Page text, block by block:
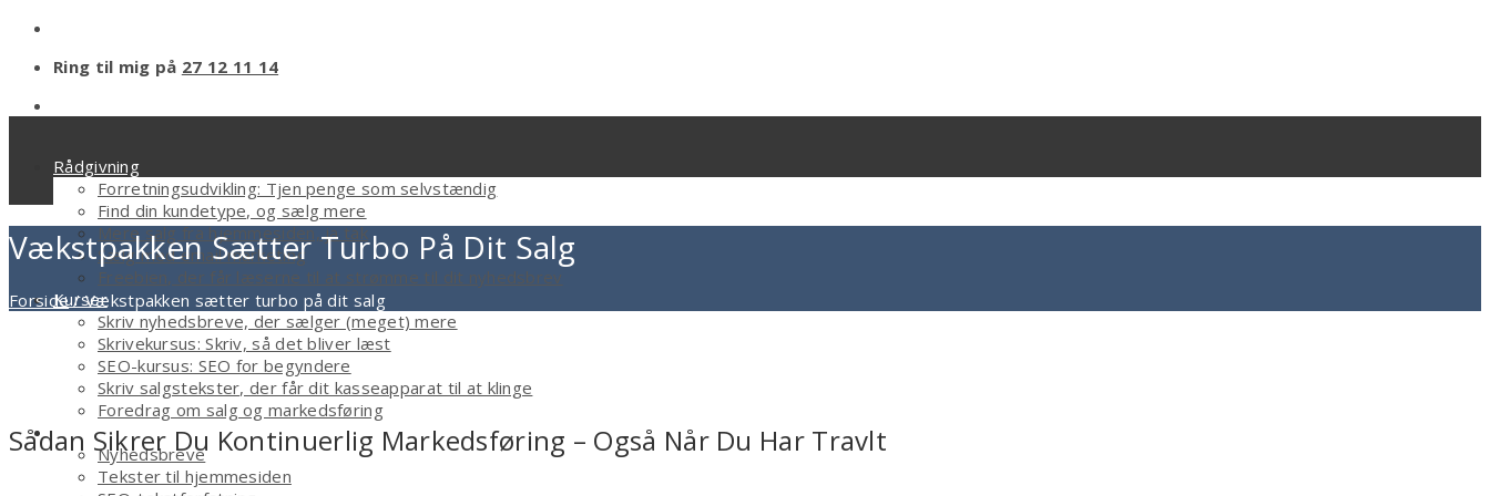
Ring til mig på 27 12 11 14
Rådgivning
Forretningsudvikling: Tjen penge som selvstændig
Find din kundetype, og sælg mere
Mere salg fra hjemmesiden, ja tak
Sælg med email marketing
Freebien, der får læserne til at strømme til dit nyhedsbrev
Kurser
Skriv nyhedsbreve, der sælger (meget) mere
Skrivekursus: Skriv, så det bliver læst
SEO-kursus: SEO for begyndere
Skriv salgstekster, der får dit kasseapparat til at klinge
Foredrag om salg og markedsføring
Tekstforfatter
Nyhedsbreve
Tekster til hjemmesiden
Vækstpakken Sætter Turbo På Dit Salg
Forside/Vækstpakken sætter turbo på dit salg
Sådan Sikrer Du Kontinuerlig Markedsføring – Også Når Du Har Travlt